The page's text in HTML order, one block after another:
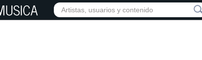
INICIO ARTISTAS RED SOCIAL